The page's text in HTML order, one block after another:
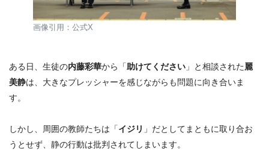
画像引用：公式X
ある日、生徒の内藤彩華から「 助けてください 」と相談された麗
美静は、大きなプレッシャーを感じながらも問題に向き合いま
す。
しかし、周囲の教師たちは「イジリ 」だとしてまともに取り合お
うとせず、静の行動は批判されてしまいます。